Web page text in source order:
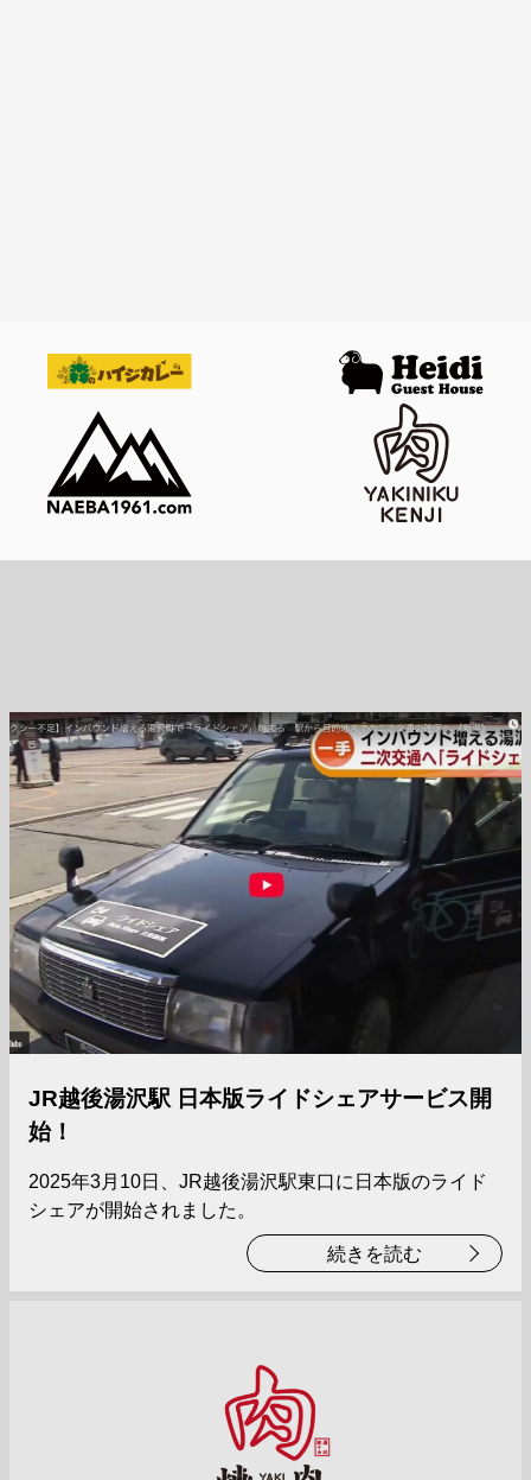
JR越後湯沢駅 日本版ライドシェアサービス開
始！
2025年3月10日、JR越後湯沢駅東口に日本版のライド
シェアが開始されました。
続きを読む